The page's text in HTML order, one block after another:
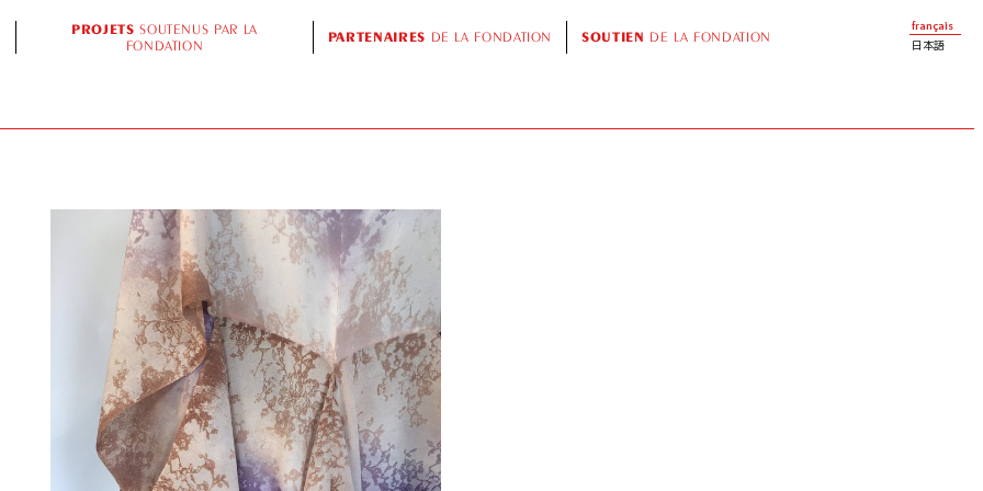
PROJETS SOUTENUS PAR LA
FONDATION
PARTENAIRES DE LA FONDATION SOUTIEN DE LA FONDATION
français
日本語